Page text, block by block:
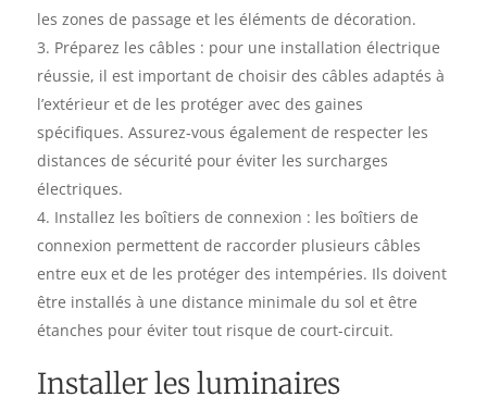
les zones de passage et les éléments de décoration.
Préparez les câbles : pour une installation électrique
réussie, il est important de choisir des câbles adaptés à
l’extérieur et de les protéger avec des gaines
spécifiques. Assurez-vous également de respecter les
distances de sécurité pour éviter les surcharges
électriques.
Installez les boîtiers de connexion : les boîtiers de
connexion permettent de raccorder plusieurs câbles
entre eux et de les protéger des intempéries. Ils doivent
être installés à une distance minimale du sol et être
étanches pour éviter tout risque de court-circuit.
Installer les luminaires